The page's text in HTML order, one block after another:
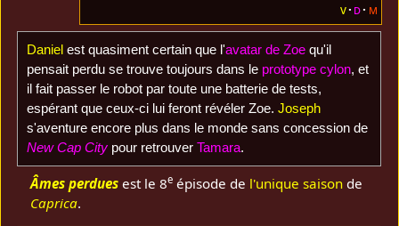
v d m
Danielest quasiment certain que l'avatar de Zoequ'il
pensait perdu se trouve toujours dans le prototype cylon, et
il fait passer le robot par toute une batterie de tests,
espérant que ceux-ci lui feront révéler Zoe. Joseph
s'aventure encore plus dans le monde sans concession de
New Cap Citypour retrouver Tamara.
Âmes perdues est le 8e épisode de l'unique saison de
Caprica.